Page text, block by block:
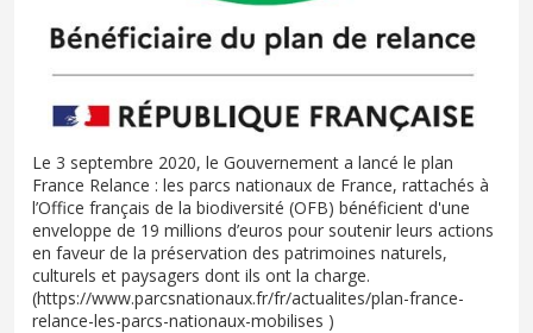
Le 3 septembre 2020, le Gouvernement a lancé le plan
France Relance : les parcs nationaux de France, rattachés à
l’Office français de la biodiversité (OFB) bénéficient d'une
enveloppe de 19 millions d’euros pour soutenir leurs actions
en faveur de la préservation des patrimoines naturels,
culturels et paysagers dont ils ont la charge.
(https://www.parcsnationaux.fr/fr/actualites/plan-france-
relance-les-parcs-nationaux-mobilises )